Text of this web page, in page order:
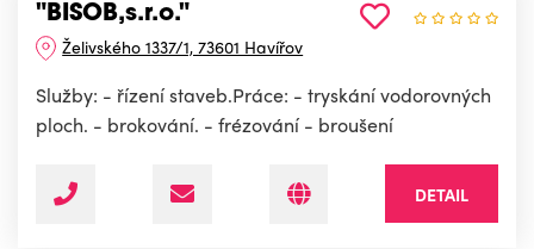
"BISOB,s.r.o."
Želivského 1337/1, 73601 Havířov
Služby: - řízení staveb.Práce: - tryskání vodorovných
ploch. - brokování. - frézování - broušení
DETAIL